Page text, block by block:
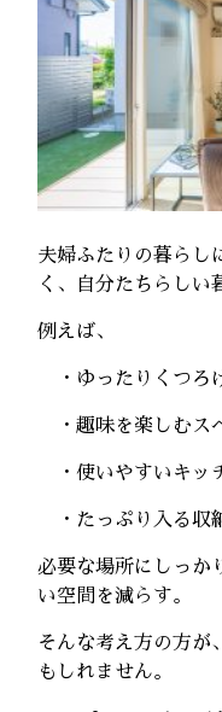
夫婦ふたりの暮らし
く、自分たちらしい
例えば、
・ゆったりくつろ
・趣味を楽しむス
・使いやすいキッ
・たっぷり入る収
必要な場所にしっか
い空間を減らす。
そんな考え方の方が
もしれません。